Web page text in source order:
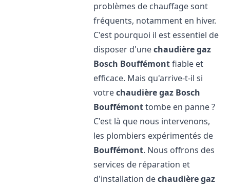
problèmes de chauffage sont
fréquents, notamment en hiver.
C'est pourquoi il est essentiel de
disposer d'unechaudière gaz
Bosch Bouffémontfiable et
efficace. Mais qu'arrive-t-il si
votrechaudière gaz Bosch
Bouffémonttombe en panne ?
C'est là que nous intervenons,
les plombiers expérimentés de
Bouffémont. Nous offrons des
services de réparation et
d'installation dechaudière gaz